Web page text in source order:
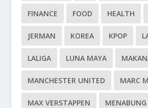
FINANCE FOOD HEALTH
JERMAN KOREA KPOP
LALIGA LUNA MAYA
MANCHESTER UNITED MARC
MAX VERSTAPPEN MENABUNG